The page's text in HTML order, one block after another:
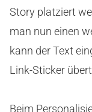
Story platziert
man nun einen
kann der Text
Link-Sticker
Beim